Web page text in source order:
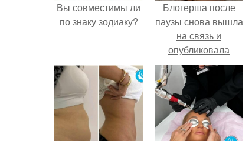
Вы совместимы ли
по знаку зодиаку?
Блогерша после
паузы снова вышла
на связь и
опубликовала
свежую серию
кадров из спальни.